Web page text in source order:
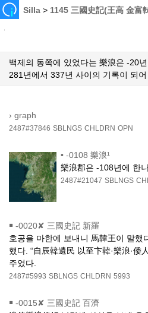
Silla > 1145 三國史記(王高 金富
백제의 동쪽에 있었다는 樂浪은 -20
281년에서 337년 사이의 기록이 되
› graph
2487#37846 SBLNGS CHLDRN OPN
• -0108 樂浪¹
樂浪郡은 -108년에 한
2487#21047 SBLNGS
￭ -0020✘ 三國史記 新羅
호공을 마한에 보내니 馬韓王이 말했
했다. “自辰韓遺民 以至卞韓·樂浪·
주었다.
2487#5993 SBLNGS CHLDRN 5993
￭ -0015✘ 三國史記 百濟